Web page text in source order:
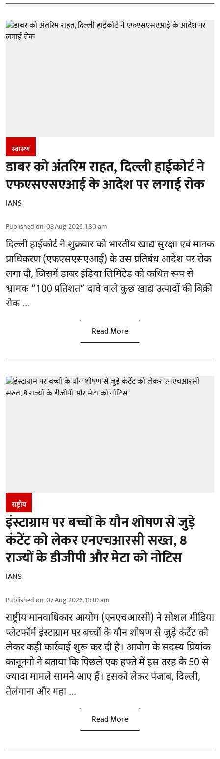
स्वास्थ्य
डाबर को अंतरिम राहत, दिल्ली हाईकोर्ट ने
एफएसएसएआई के आदेश पर लगाई रोक
IANS
Published on:08 Aug 2026, 1:30 am
दिल्ली हाईकोर्ट ने शुक्रवार को भारतीय खाद्य सुरक्षा एवं मानक
प्राधिकरण(एफएसएसएआई) के उस प्रतिबंध आदेश पर रोक
लगा दी, जिसमें डाबर इंडिया लिमिटेड को कथित रूप से
भ्रामक “100 प्रतिशत” दावे वाले कुछ खाद्य उत्पादों की बिक्री
रोक ...
Read More
राष्ट्रीय
इंस्टाग्राम पर बच्चों के यौन शोषण से जुड़े
कंटेंट को लेकर एनएचआरसी सख्त, 8
राज्यों के डीजीपी और मेटा को नोटिस
IANS
Published on:07 Aug 2026, 11:30 am
राष्ट्रीय मानवाधिकार आयोग(एनएचआरसी) ने सोशल मीडिया
प्लेटफॉर्म इंस्टाग्राम पर बच्चों के यौन शोषण से जुड़े कंटेंट को
लेकर कड़ी कार्रवाई शुरू कर दी है। आयोग के सदस्य प्रियांक
कानूनगो ने बताया कि पिछले एक हफ्ते में इस तरह के 50 से
ज्यादा मामले सामने आए हैं। इसको लेकर पंजाब, दिल्ली,
तेलंगाना और महा ...
Read More